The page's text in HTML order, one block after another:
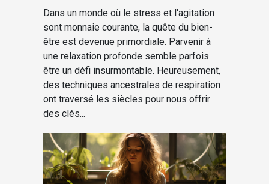
Dans un monde où le stress et l'agitation
sont monnaie courante, la quête du bien-
être est devenue primordiale. Parvenir à
une relaxation profonde semble parfois
être un défi insurmontable. Heureusement,
des techniques ancestrales de respiration
ont traversé les siècles pour nous offrir
des clés...